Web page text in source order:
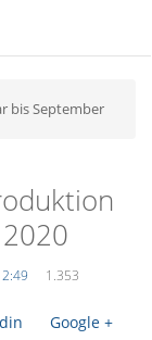
bis September
1.353
Google +